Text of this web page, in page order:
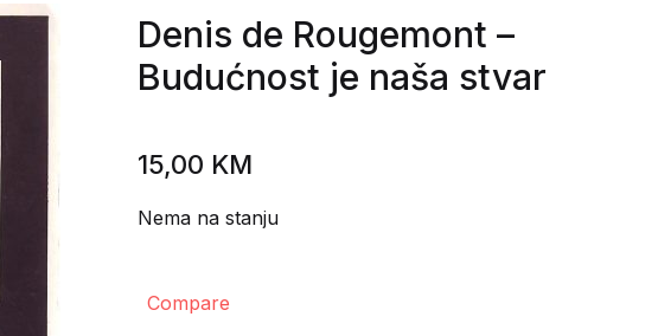
Denis de Rougemont –
Budućnost je naša stvar
15,00 KM
Nema na stanju
Compare